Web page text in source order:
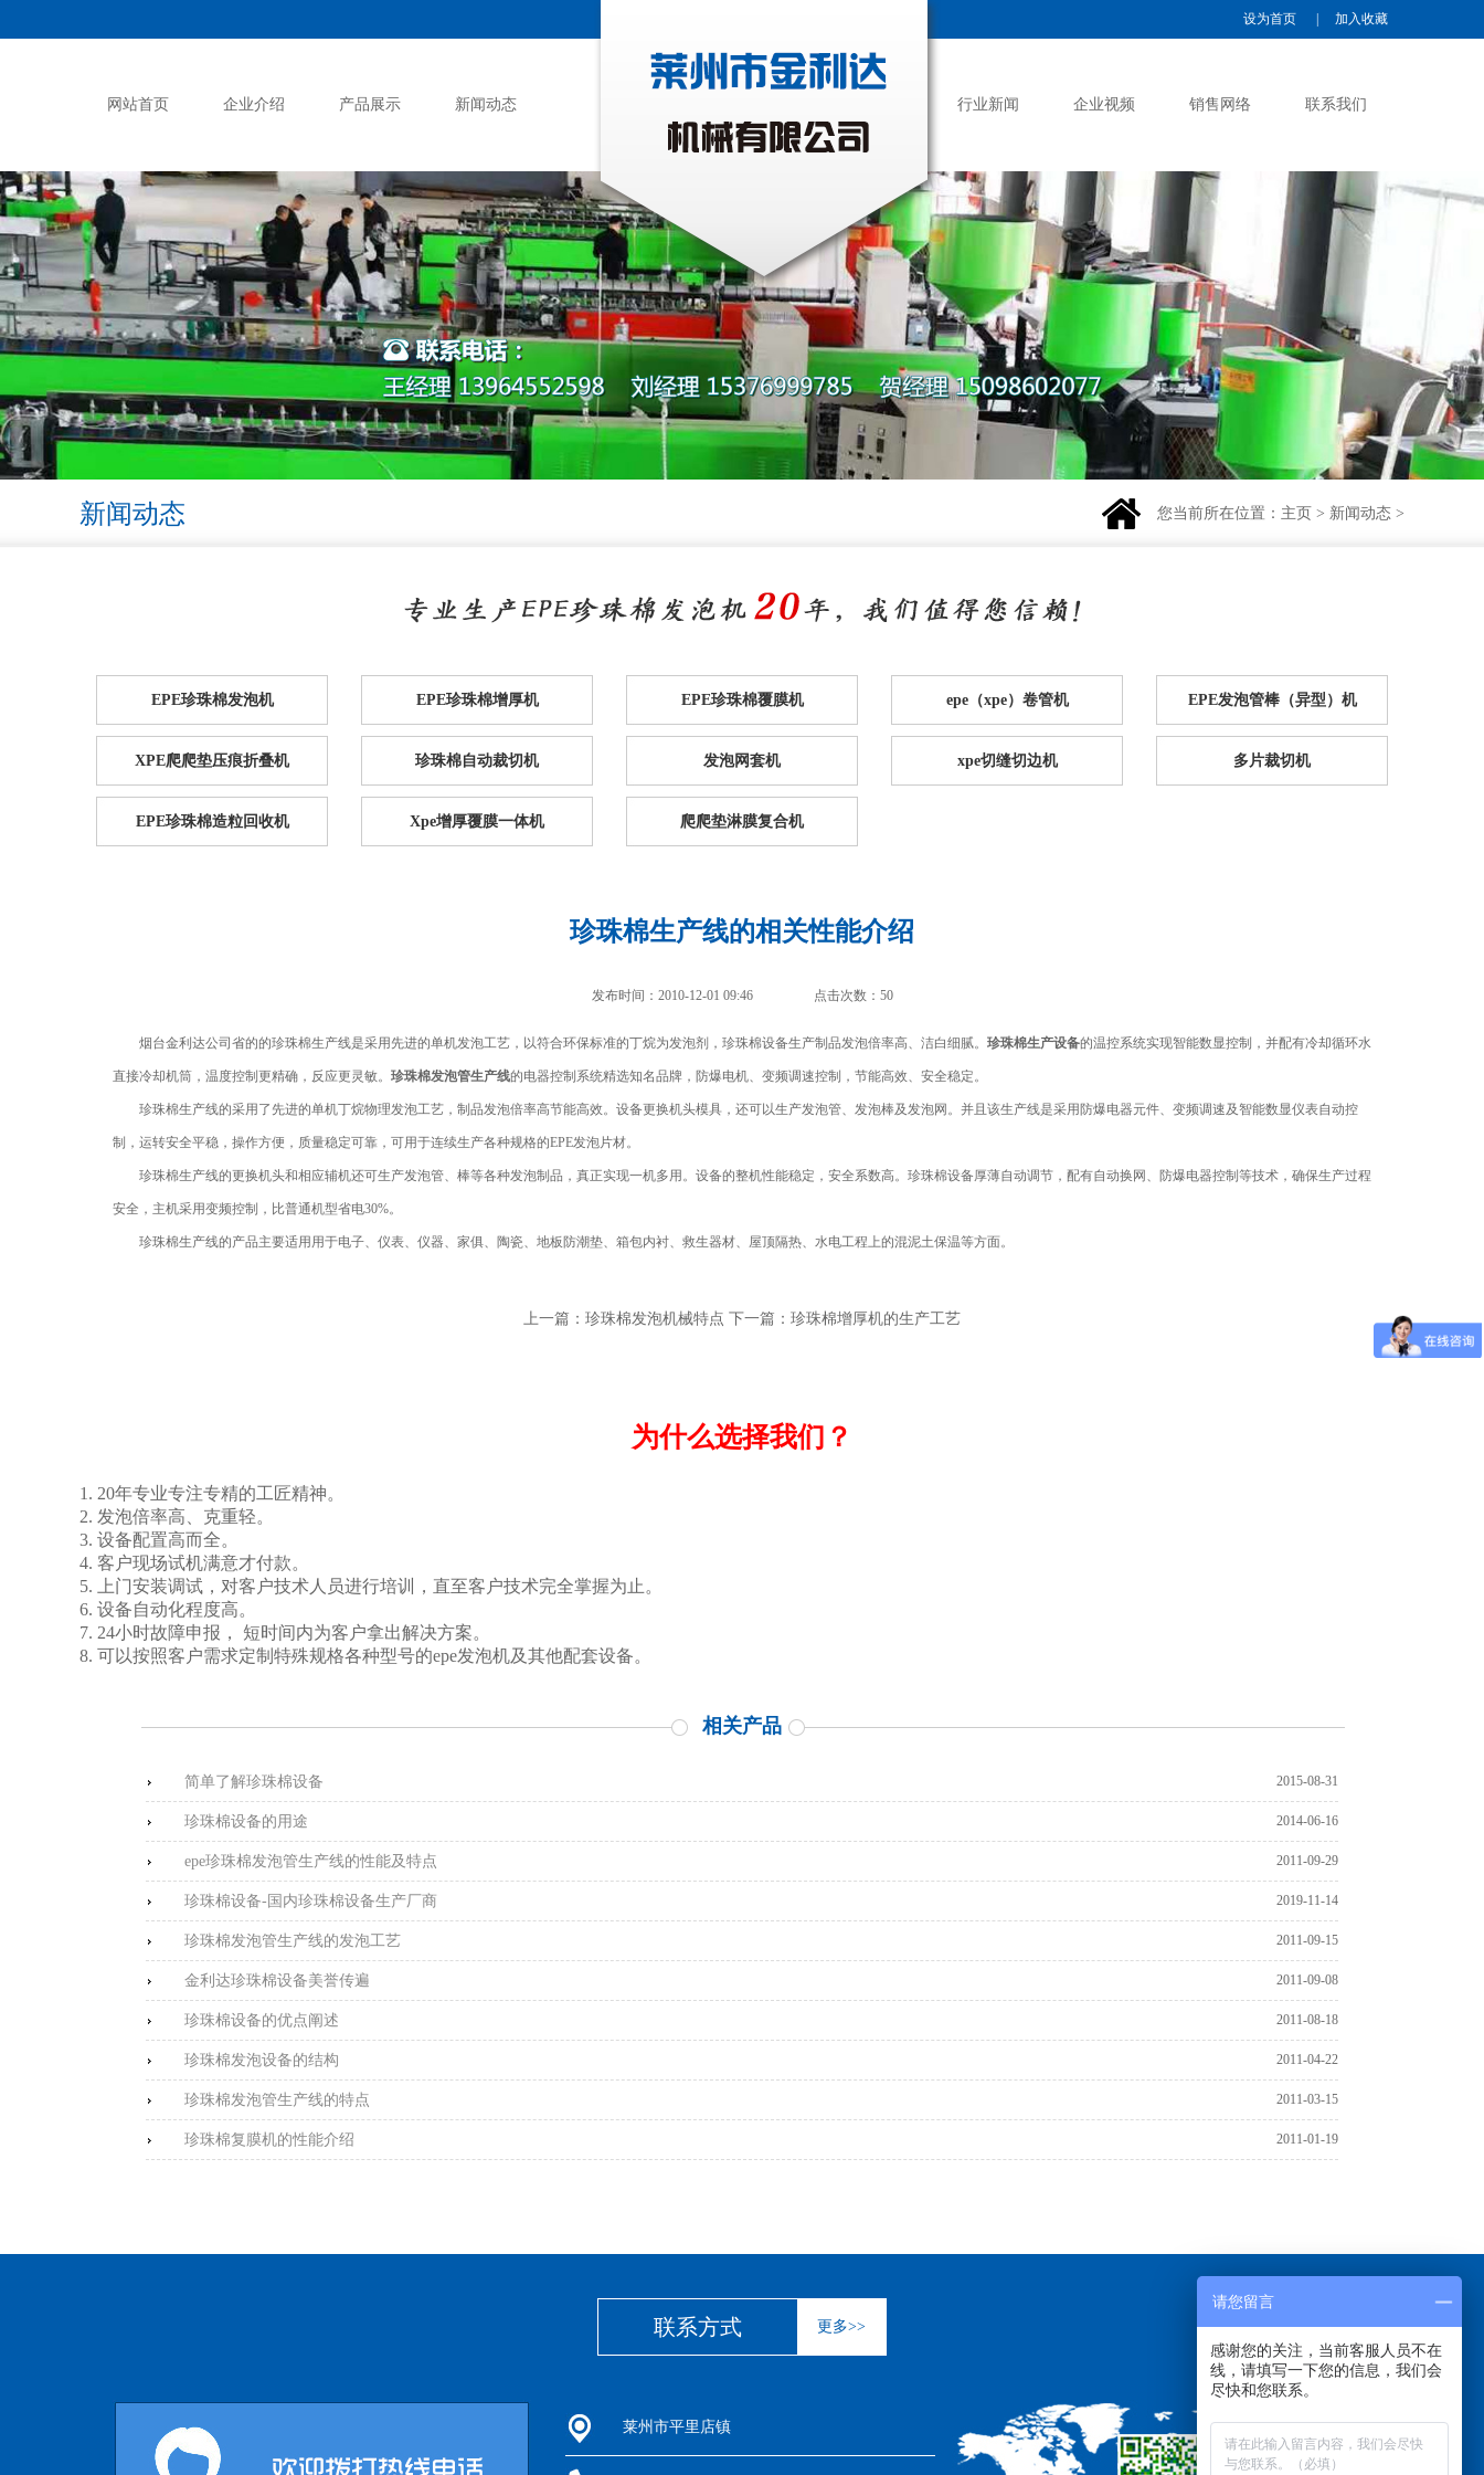
设为首页 加入收藏
网站首页 企业介绍 产品展示 新闻动态 行业新闻 企业视频 销售网络 联系我们
新闻动态 您当前所在位置： 主页 > 新闻动态 >
EPE珍珠棉发泡机 EPE珍珠棉增厚机 EPE珍珠棉覆膜机 epe（xpe）卷管机 EPE发泡管棒（异型）机
XPE爬爬垫压痕折叠机 珍珠棉自动裁切机 发泡网套机 xpe切缝切边机 多片裁切机
EPE珍珠棉造粒回收机 Xpe增厚覆膜一体机 爬爬垫淋膜复合机
珍珠棉生产线的相关性能介绍
发布时间：2010-12-01 09:46 点击次数：50
烟台金利达公司省的的珍珠棉生产线是采用先进的单机发泡工艺，以符合环保标准的丁烷为发泡剂，珍珠棉设备生产制品发泡倍率高、洁白细腻。 珍珠棉生产设备的温控系统实现智能数显控制，并配有冷却循环水
直接冷却机筒，温度控制更精确，反应更灵敏。 珍珠棉发泡管生产线的电器控制系统精选知名品牌，防爆电机、变频调速控制，节能高效、安全稳定。
珍珠棉生产线的采用了先进的单机丁烷物理发泡工艺，制品发泡倍率高节能高效。设备更换机头模具，还可以生产发泡管、发泡棒及发泡网。并且该生产线是采用防爆电器元件、变频调速及智能数显仪表自动控
制，运转安全平稳，操作方便，质量稳定可靠，可用于连续生产各种规格的EPE发泡片材。
珍珠棉生产线的更换机头和相应辅机还可生产发泡管、棒等各种发泡制品，真正实现一机多用。设备的整机性能稳定，安全系数高。珍珠棉设备厚薄自动调节，配有自动换网、防爆电器控制等技术，确保生产过程
安全，主机采用变频控制，比普通机型省电30%。
珍珠棉生产线的产品主要适用用于电子、仪表、仪器、家俱、陶瓷、地板防潮垫、箱包内衬、救生器材、屋顶隔热、水电工程上的混泥土保温等方面。
上一篇： 珍珠棉发泡机械特点 下一篇： 珍珠棉增厚机的生产工艺
为什么选择我们？
1. 20年专业专注专精的工匠精神。
2. 发泡倍率高、克重轻。
3. 设备配置高而全。
4. 客户现场试机满意才付款。
5. 上门安装调试，对客户技术人员进行培训，直至客户技术完全掌握为止。
6. 设备自动化程度高。
7. 24小时故障申报， 短时间内为客户拿出解决方案。
8. 可以按照客户需求定制特殊规格各种型号的epe发泡机及其他配套设备。
相关产品
2015-08-31
简单了解珍珠棉设备
2014-06-16
珍珠棉设备的用途
2011-09-29
epe珍珠棉发泡管生产线的性能及特点
2019-11-14
珍珠棉设备-国内珍珠棉设备生产厂商
2011-09-15
珍珠棉发泡管生产线的发泡工艺
2011-09-08
金利达珍珠棉设备美誉传遍
2011-08-18
珍珠棉设备的优点阐述
2011-04-22
珍珠棉发泡设备的结构
2011-03-15
珍珠棉发泡管生产线的特点
2011-01-19
珍珠棉复膜机的性能介绍
联系方式 更多>>
莱州市平里店镇
请您留言
感谢您的关注，当前客服人员不在
线，请填写一下您的信息，我们会
尽快和您联系。